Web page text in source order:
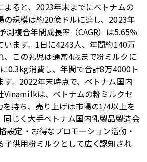
よると、2023年末までにベトナムの
の規模は約20億ドルに達し、2023年
測複合年間成長率（CAGR）は5.65％
います。1日に4243人、年間約140万
、この乳児は通常4歳まで粉ミルクに
0.3kg消費し、年間で合計8万4000ト
す。2022年末時点で、ベトナム国内
Vinamilkは、ベトナムの粉ミルクセ
を持ち、売り上げは市場の1/4以上を
同じく大手ベトナム国内乳製品製造会
定・お得なプロモーション活動・
子供用粉ミルクとして広く認知され